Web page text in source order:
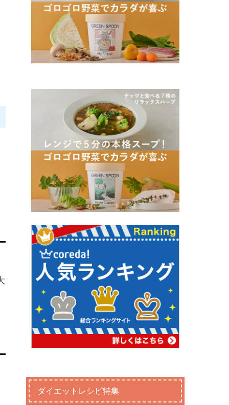
ダイエットレシピ特集